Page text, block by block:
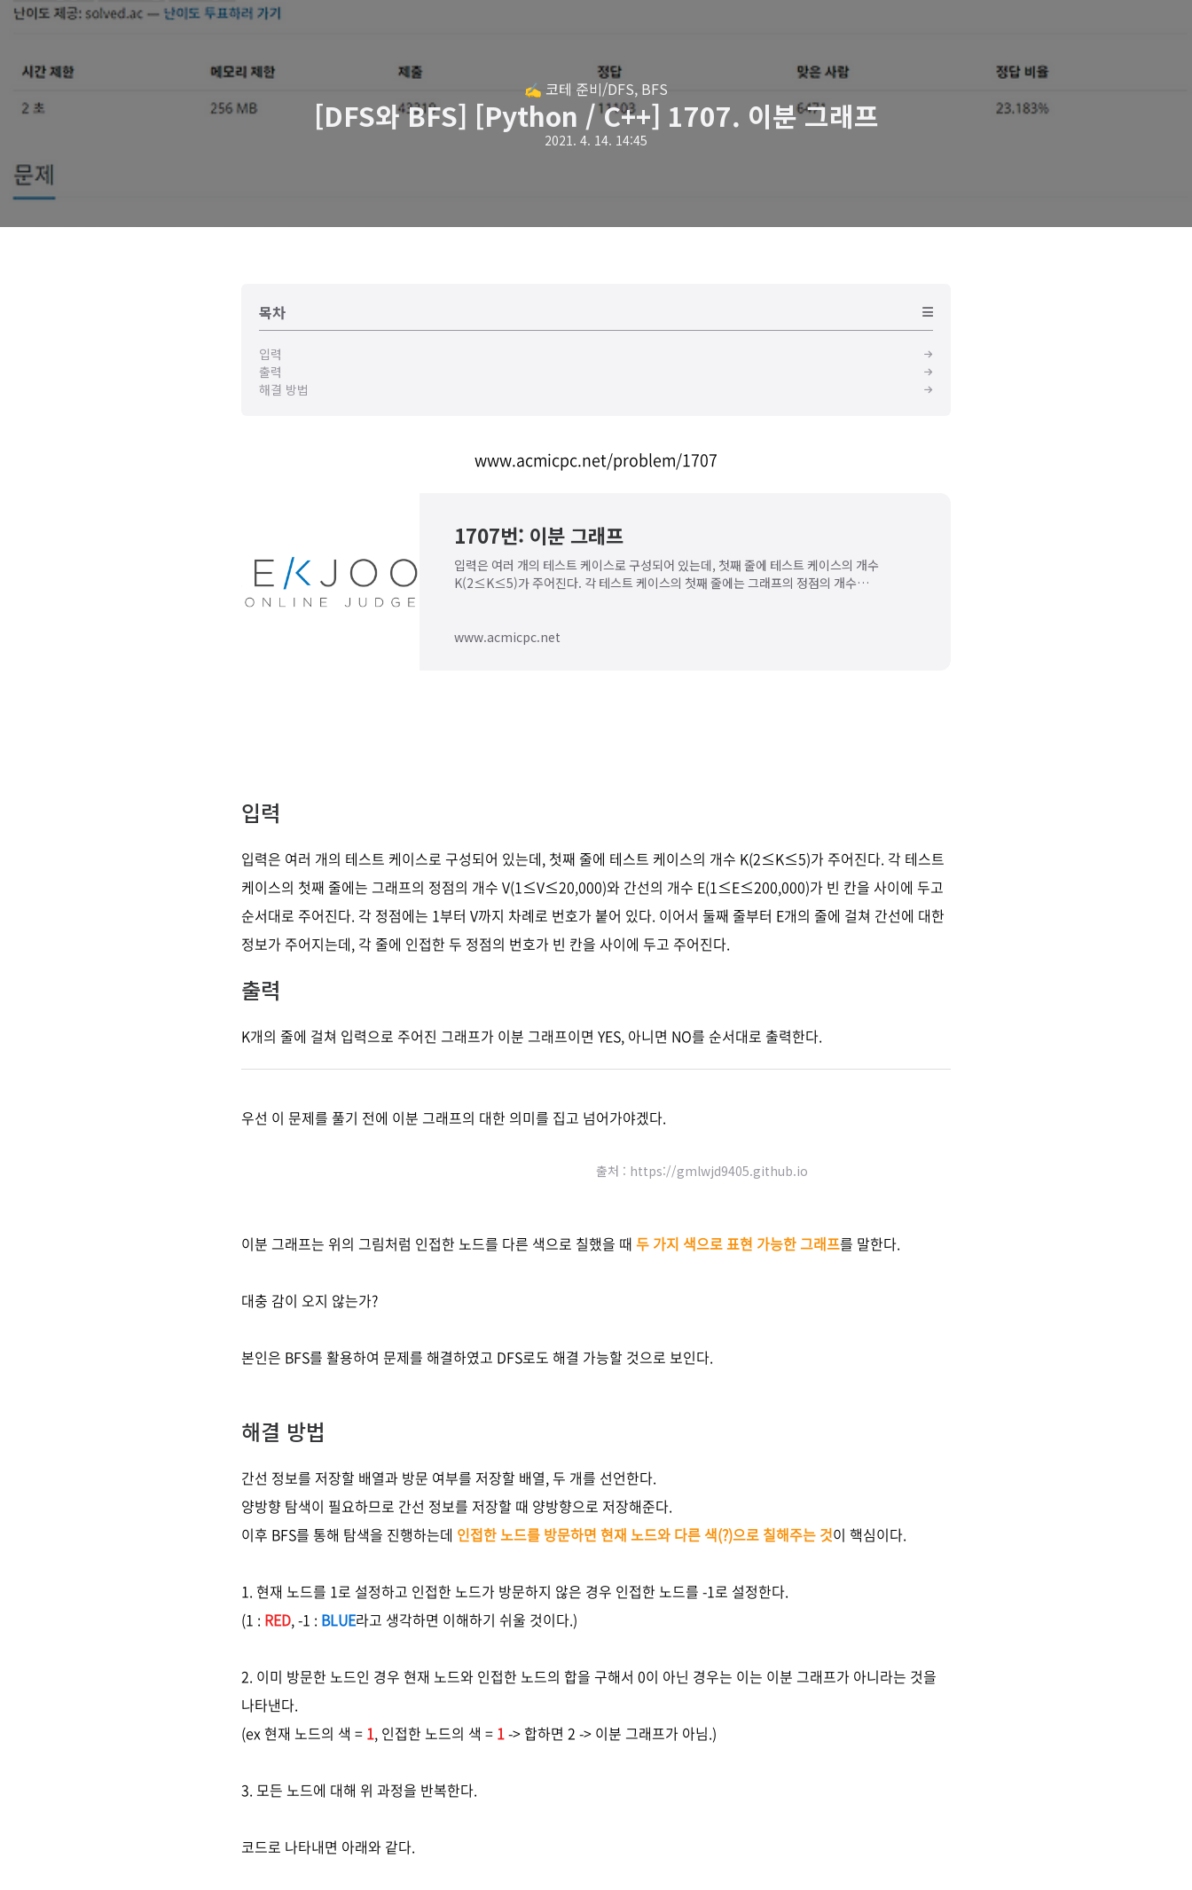
✍️ 코테 준비/DFS, BFS
[DFS와 BFS] [Python / C++] 1707. 이분 그래프
2021. 4. 14. 14:45
목차
입력
출력
해결 방법
www.acmicpc.net/problem/1707
1707번: 이분 그래프
입력은 여러 개의 테스트 케이스로 구성되어 있는데, 첫째 줄에 테스트 케이스의 개수
K(2≤K≤5)가 주어진다. 각 테스트 케이스의 첫째 줄에는 그래프의 정점의 개수
www.acmicpc.net
입력
입력은 여러 개의 테스트 케이스로 구성되어 있는데, 첫째 줄에 테스트 케이스의 개수 K(2≤K≤5)가 주어진다. 각 테스트
케이스의 첫째 줄에는 그래프의 정점의 개수 V(1≤V≤20,000)와 간선의 개수 E(1≤E≤200,000)가 빈 칸을 사이에 두고
순서대로 주어진다. 각 정점에는 1부터 V까지 차례로 번호가 붙어 있다. 이어서 둘째 줄부터 E개의 줄에 걸쳐 간선에 대한
정보가 주어지는데, 각 줄에 인접한 두 정점의 번호가 빈 칸을 사이에 두고 주어진다.
출력
K개의 줄에 걸쳐 입력으로 주어진 그래프가 이분 그래프이면 YES, 아니면 NO를 순서대로 출력한다.
우선 이 문제를 풀기 전에 이분 그래프의 대한 의미를 집고 넘어가야겠다.
출처 : https://gmlwjd9405.github.io
이분 그래프는 위의 그림처럼 인접한 노드를 다른 색으로 칠했을 때 두 가지 색으로 표현 가능한 그래프를 말한다.
대충 감이 오지 않는가?
본인은 BFS를 활용하여 문제를 해결하였고 DFS로도 해결 가능할 것으로 보인다.
해결 방법
간선 정보를 저장할 배열과 방문 여부를 저장할 배열, 두 개를 선언한다.
양방향 탐색이 필요하므로 간선 정보를 저장할 때 양방향으로 저장해준다.
이후 BFS를 통해 탐색을 진행하는데 인접한 노드를 방문하면 현재 노드와 다른 색(?)으로 칠해주는 것이 핵심이다.
1. 현재 노드를 1로 설정하고 인접한 노드가 방문하지 않은 경우 인접한 노드를 -1로 설정한다.
(1 : RED, -1 : BLUE라고 생각하면 이해하기 쉬울 것이다.)
2. 이미 방문한 노드인 경우 현재 노드와 인접한 노드의 합을 구해서 0이 아닌 경우는 이는 이분 그래프가 아니라는 것을
나타낸다.
(ex 현재 노드의 색 = 1, 인접한 노드의 색 = 1-> 합하면 2 -> 이분 그래프가 아님.)
3. 모든 노드에 대해 위 과정을 반복한다.
코드로 나타내면 아래와 같다.